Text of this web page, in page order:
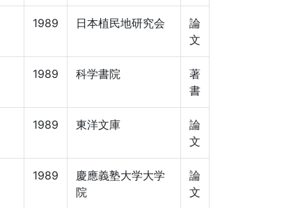
1989 日本植民地研究会
論
文
1989 科学書院
著
書
1989 東洋文庫
論
文
1989
慶應義塾大学大学
院
論
文